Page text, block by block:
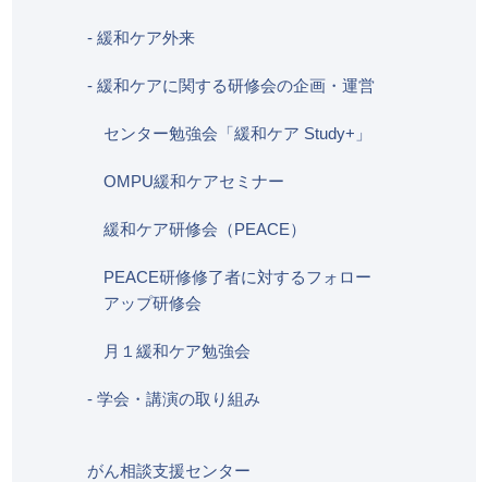
- 緩和ケア外来
- 緩和ケアに関する研修会の企画・運営
センター勉強会「緩和ケア Study+」
OMPU緩和ケアセミナー
緩和ケア研修会（PEACE）
PEACE研修修了者に対するフォロー
アップ研修会
月１緩和ケア勉強会
- 学会・講演の取り組み
がん相談支援センター